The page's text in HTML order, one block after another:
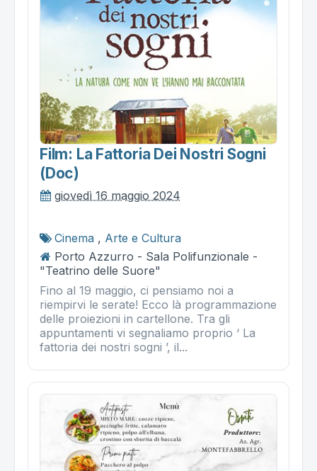
Film: La Fattoria Dei Nostri Sogni
(doc)
giovedì 16 maggio 2024
Cinema , Arte e Cultura
Porto Azzurro - Sala Polifunzionale -
"Teatrino delle Suore"
Fino al 19 maggio, ci pensiamo noi a
riempirvi le serate! Ecco là programmazione
delle proiezioni in cartellone. Tra gli
appuntamenti vi segnaliamo proprio ‘ La
fattoria dei nostri sogni ’, il...